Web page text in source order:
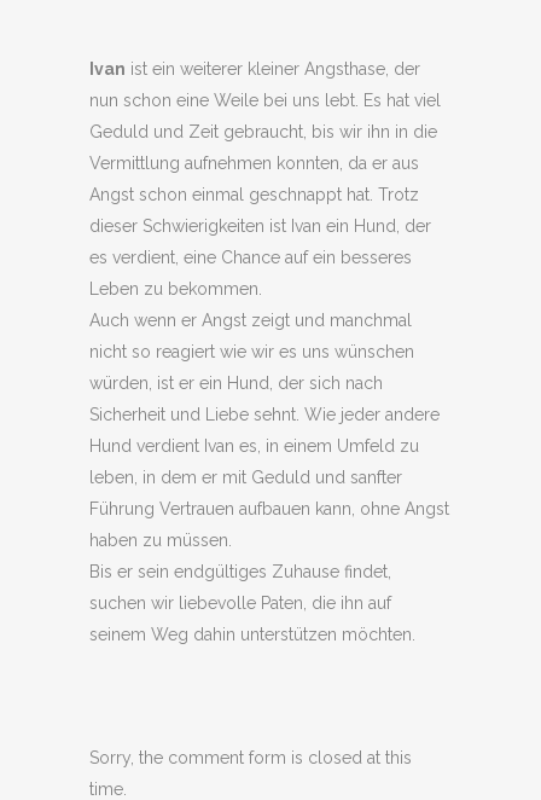
Ivan ist ein weiterer kleiner Angsthase, der
nun schon eine Weile bei uns lebt. Es hat viel
Geduld und Zeit gebraucht, bis wir ihn in die
Vermittlung aufnehmen konnten, da er aus
Angst schon einmal geschnappt hat. Trotz
dieser Schwierigkeiten ist Ivan ein Hund, der
es verdient, eine Chance auf ein besseres
Leben zu bekommen.
Auch wenn er Angst zeigt und manchmal
nicht so reagiert wie wir es uns wünschen
würden, ist er ein Hund, der sich nach
Sicherheit und Liebe sehnt. Wie jeder andere
Hund verdient Ivan es, in einem Umfeld zu
leben, in dem er mit Geduld und sanfter
Führung Vertrauen aufbauen kann, ohne Angst
haben zu müssen.
Bis er sein endgültiges Zuhause findet,
suchen wir liebevolle Paten, die ihn auf
seinem Weg dahin unterstützen möchten.
Sorry, the comment form is closed at this
time.